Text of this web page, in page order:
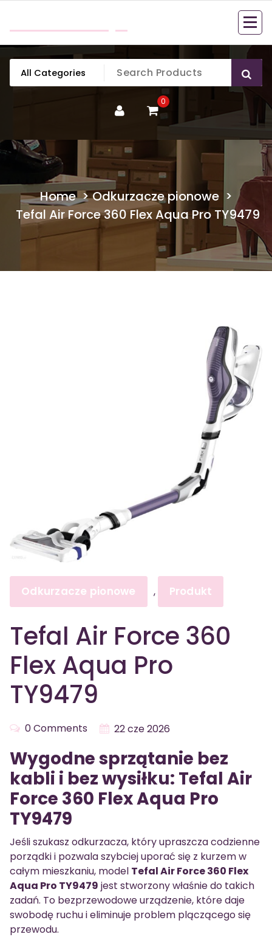
content
0
Home>Odkurzacze pionowe >
Tefal Air Force 360 Flex Aqua Pro TY9479
Odkurzacze pionowe , Produkt
Tefal Air Force 360
Flex Aqua Pro
TY9479
0 Comments 22 cze 2026
Wygodne sprzątanie bez
kabli i bez wysiłku: Tefal Air
Force 360 Flex Aqua Pro
TY9479
Jeśli szukasz odkurzacza, który upraszcza codzienne
porządki i pozwala szybciej uporać się z kurzem w
całym mieszkaniu, model Tefal Air Force 360 Flex
Aqua Pro TY9479 jest stworzony właśnie do takich
zadań. To bezprzewodowe urządzenie, które daje
swobodę ruchu i eliminuje problem plączącego się
przewodu.